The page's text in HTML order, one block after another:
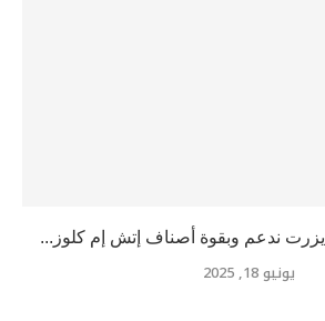
ندعم وبقوة أصناف إتش إم كلوز...
يونيو 18, 2025